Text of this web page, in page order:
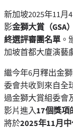
新加坡2025年11月
影金獅大賞（GSA
終選評審團名單 。
加坡首都大廈演藝
繼今年6月釋出金
委會共收到來自全
過金獅大賞組委會
影片進入17個獎項
將於2025年11月